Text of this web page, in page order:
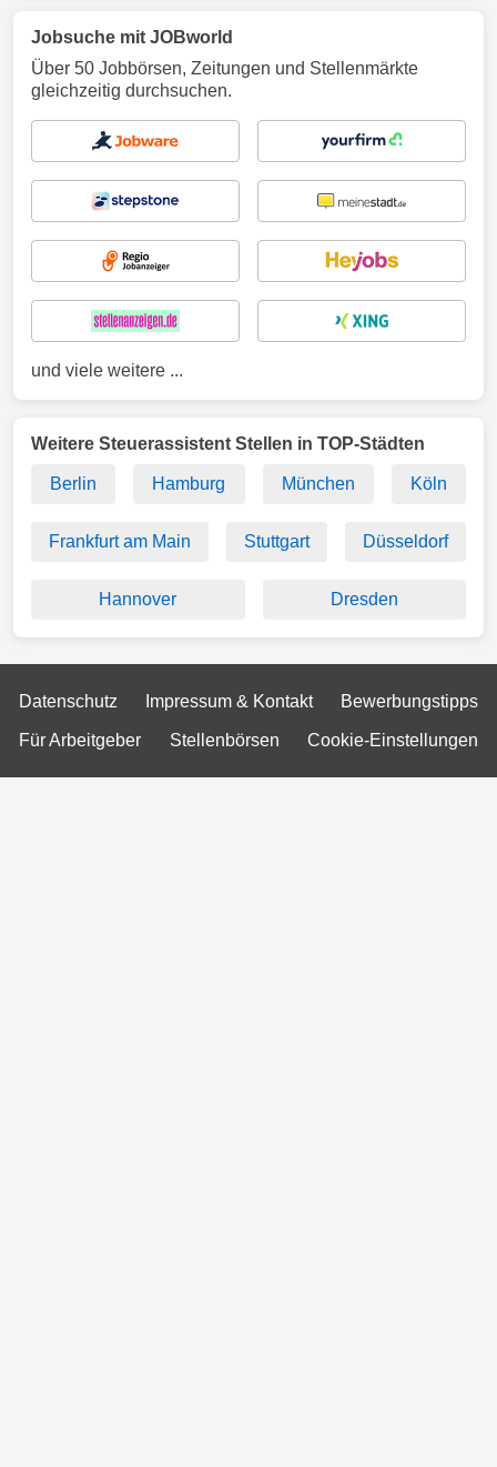
Jobsuche mit JOBworld
Über 50 Jobbörsen, Zeitungen und Stellenmärkte
gleichzeitig durchsuchen.
und viele weitere ...
Weitere Steuerassistent Stellen in TOP-Städten
Berlin Hamburg München Köln
Frankfurt am Main Stuttgart Düsseldorf
Hannover Dresden
Datenschutz Impressum & Kontakt Bewerbungstipps
Für Arbeitgeber Stellenbörsen Cookie-Einstellungen